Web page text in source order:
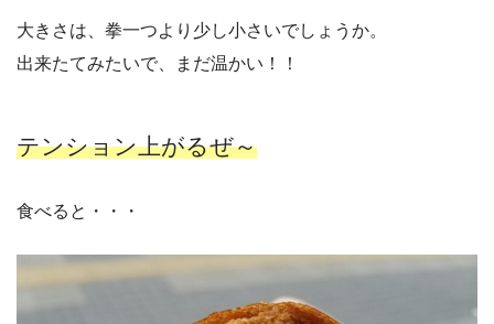
大きさは、拳一つより少し小さいでしょうか。
出来たてみたいで、まだ温かい！！
テンション上がるぜ～
食べると・・・